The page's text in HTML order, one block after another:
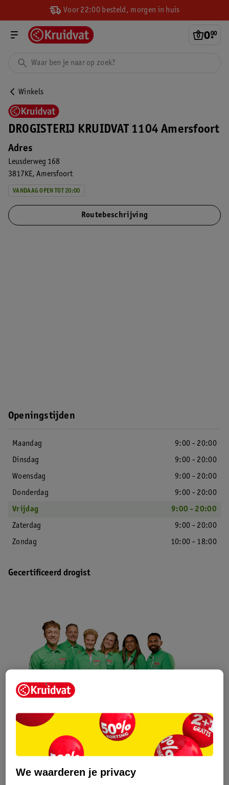
Voor 22:00 besteld, morgen in huis
0.
00
Winkels
DROGISTERIJ KRUIDVAT 1104 Amersfoort
Adres
Leusderweg 168
3817KE Amersfoort
VANDAAG OPEN TOT 20:00
Routebeschrijving
Openingstijden
Maandag
9:00 - 20:00
Dinsdag
9:00 - 20:00
Woensdag
9:00 - 20:00
Donderdag
9:00 - 20:00
Vrijdag
9:00 - 20:00
Zaterdag
9:00 - 20:00
Zondag
10:00 - 18:00
Gecertificeerd drogist
Kruidvat is een erkend specialist in
zelfzorg, ook online. Wat je
gezondheidsvraag ook is, stel hem aan
We waarderen je privacy